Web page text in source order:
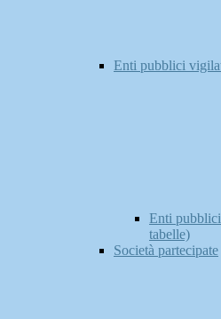
Enti pubblici
Enti
tabelle)
Società partecipate